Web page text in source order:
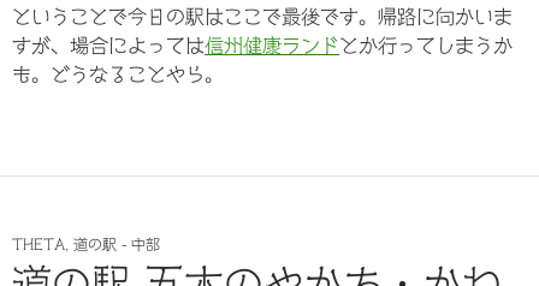
ということで今日の駅はここで最後です。帰路に向かいま
すが、場合によっては信州健康ランドとか行ってしまうか
も。どうなることやら。
THETA 道の駅 - 中部